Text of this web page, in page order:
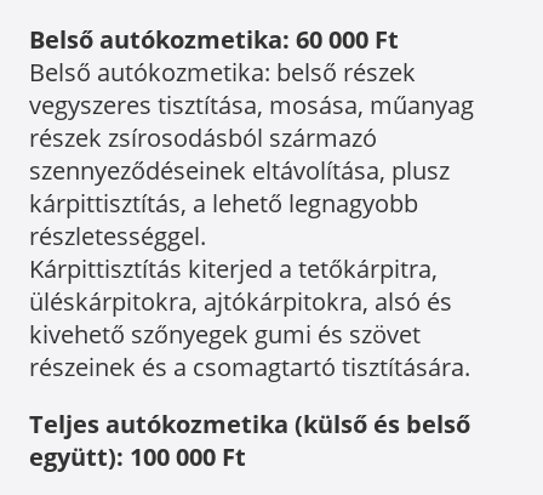
Belső autókozmetika: 60 000 Ft
Belső autókozmetika: belső részek
vegyszeres tisztítása, mosása, műanyag
részek zsírosodásból származó
szennyeződéseinek eltávolítása, plusz
kárpittisztítás, a lehető legnagyobb
részletességgel.
Kárpittisztítás kiterjed a tetőkárpitra,
üléskárpitokra, ajtókárpitokra, alsó és
kivehető szőnyegek gumi és szövet
részeinek és a csomagtartó tisztítására.
Teljes autókozmetika (külső és belső
együtt): 100 000 Ft